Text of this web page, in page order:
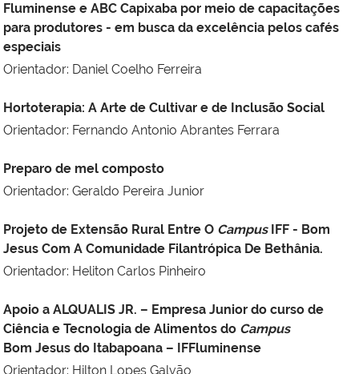
Fluminense e ABC Capixaba por meio de capacitações
para produtores - em busca da excelência pelos cafés
especiais
Orientador: Daniel Coelho Ferreira
Hortoterapia: A Arte de Cultivar e de Inclusão Social
Orientador: Fernando Antonio Abrantes Ferrara
Preparo de mel composto
Orientador: Geraldo Pereira Junior
Projeto de Extensão Rural Entre O CampusIFF - Bom
Jesus Com A Comunidade Filantrópica De Bethânia.
Orientador: Heliton Carlos Pinheiro
Apoio a ALQUALIS JR. – Empresa Junior do curso de
Ciência e Tecnologia de Alimentos do Campus
Bom Jesus do Itabapoana – IFFluminense
Orientador: Hilton Lopes Galvão